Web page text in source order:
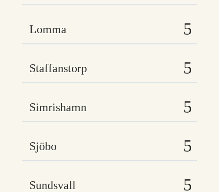
Lomma
Staffanstorp
Simrishamn
Sjöbo
Sundsvall